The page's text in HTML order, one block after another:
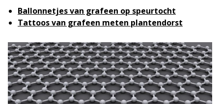
Ballonnetjes van grafeen op speurtocht
Tattoos van grafeen meten plantendorst